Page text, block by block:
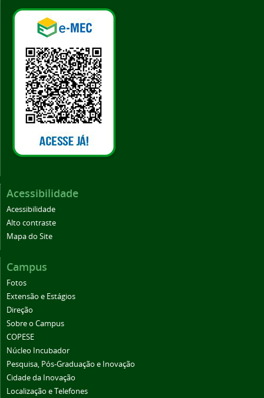
Acessibilidade
Acessibilidade
Alto contraste
Mapa do Site
Campus
Fotos
Extensão e Estágios
Direção
Sobre o Campus
COPESE
Núcleo Incubador
Pesquisa, Pós-Graduação e Inovação
Cidade da Inovação
Localização e Telefones